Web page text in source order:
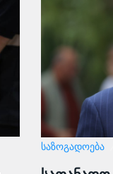
ᲡᲐᲖᲝᲒᲐᲓᲝᲔᲑᲐ